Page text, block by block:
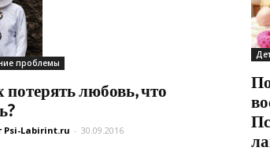
проблемы
потерять любовь, что
Psi-Labirint.ru - 30.09.2016